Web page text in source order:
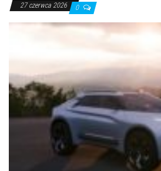
27 czerwca 2026 0